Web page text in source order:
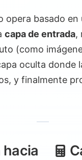
Natural (PLN)
opera basado en
capa de entrada,
(como
oculta
y finalmente